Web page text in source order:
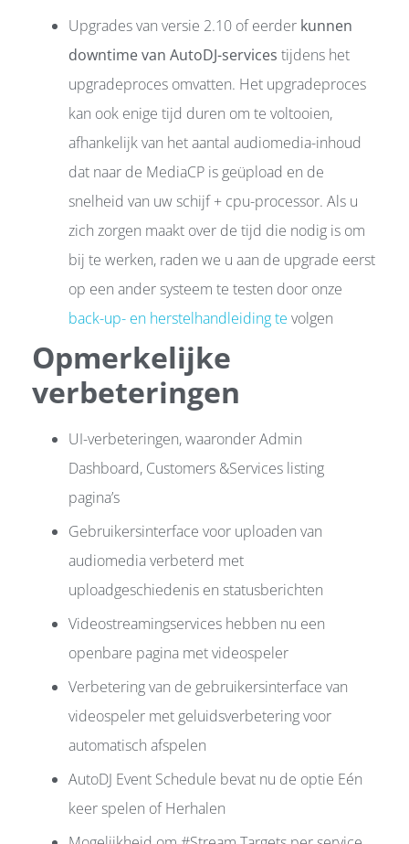
Upgrades van versie 2.10 of eerder kunnen
downtime van AutoDJ-services tijdens het
upgradeproces omvatten. Het upgradeproces
kan ook enige tijd duren om te voltooien,
afhankelijk van het aantal audiomedia-inhoud
dat naar de MediaCP is geüpload en de
snelheid van uw schijf + cpu-processor. Als u
zich zorgen maakt over de tijd die nodig is om
bij te werken, raden we u aan de upgrade eerst
op een ander systeem te testen door onze
back-up- en herstelhandleiding te volgen
Opmerkelijke
verbeteringen
UI-verbeteringen, waaronder Admin
Dashboard, Customers &Services listing
pagina’s
Gebruikersinterface voor uploaden van
audiomedia verbeterd met
uploadgeschiedenis en statusberichten
Videostreamingservices hebben nu een
openbare pagina met videospeler
Verbetering van de gebruikersinterface van
videospeler met geluidsverbetering voor
automatisch afspelen
AutoDJ Event Schedule bevat nu de optie Eén
keer spelen of Herhalen